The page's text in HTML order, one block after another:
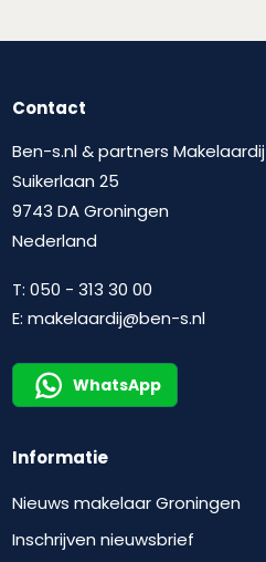
Contact
Ben-s.nl & partners Makelaardij
Suikerlaan 25
9743 DA Groningen
Nederland
T:050 - 313 30 00
E:makelaardij@ben-s.nl
WhatsApp
Informatie
Nieuws makelaar Groningen
Inschrijven nieuwsbrief